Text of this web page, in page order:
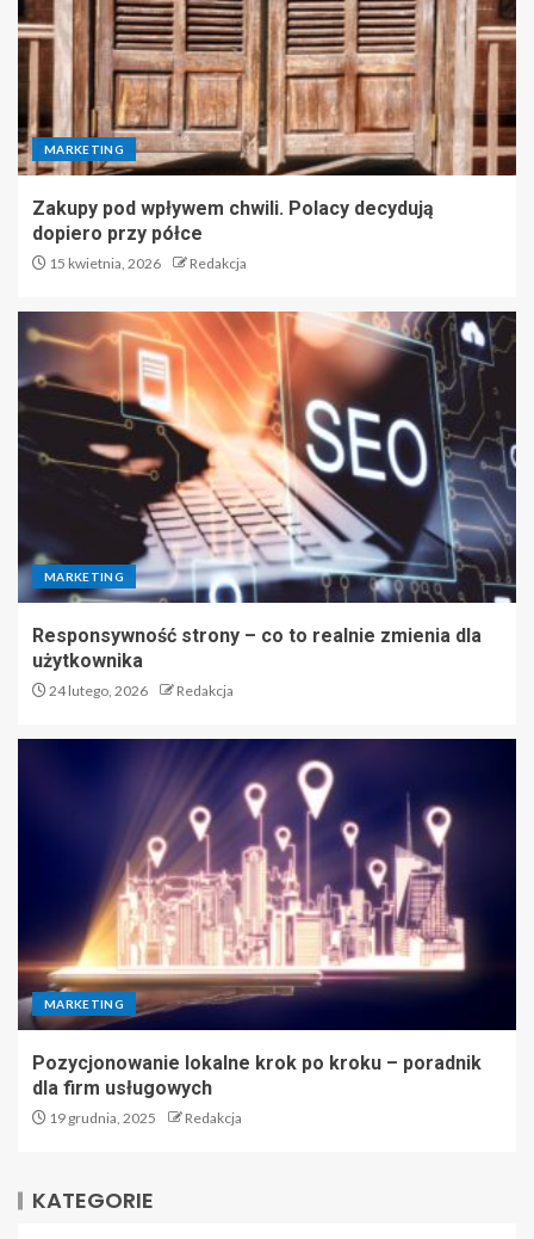
MARKETING
Zakupy pod wpływem chwili. Polacy decydują
dopiero przy półce
15 kwietnia, 2026 Redakcja
MARKETING
Responsywność strony – co to realnie zmienia dla
użytkownika
24 lutego, 2026 Redakcja
MARKETING
Pozycjonowanie lokalne krok po kroku – poradnik
dla firm usługowych
19 grudnia, 2025 Redakcja
KATEGORIE